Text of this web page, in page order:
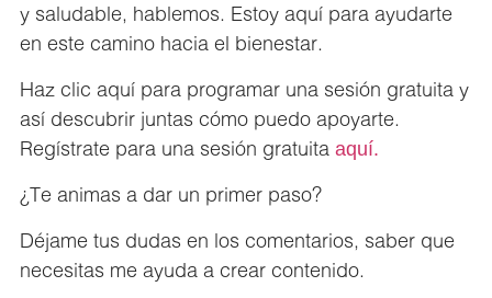
y saludable, hablemos. Estoy aquí para ayudarte
en este camino hacia el bienestar.
Haz clic aquí para programar una sesión gratuita y
así descubrir juntas cómo puedo apoyarte.
Regístrate para una sesión gratuita aquí.
¿Te animas a dar un primer paso?
Déjame tus dudas en los comentarios, saber que
necesitas me ayuda a crear contenido.